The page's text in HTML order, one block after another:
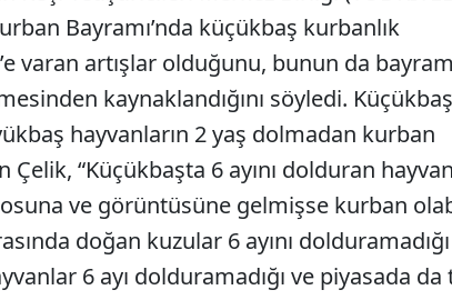
Bayramı’nda küçükbaş kurbanlık
varan artışlar olduğunu, bunun da
kaynaklandığını söyledi. Küçükbaş
hayvanların 2 yaş dolmadan kurban
“Küçükbaşta 6 ayını dolduran
ve görüntüsüne gelmişse kurban
doğan kuzular 6 ayını
6 ayı dolduramadığı ve piyasada